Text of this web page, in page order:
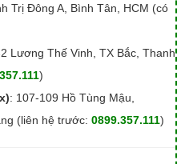
Trị Đông A, Bình Tân, HCM (có
Lương Thế Vinh, TX Bắc, Thanh
)
: 107-109 Hồ Tùng Mậu,
(liên hệ trước: 0899.357.111)